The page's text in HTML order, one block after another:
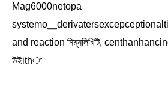
Mag6000netopa
and reaction নিম্নলিখিটি,
উইithা